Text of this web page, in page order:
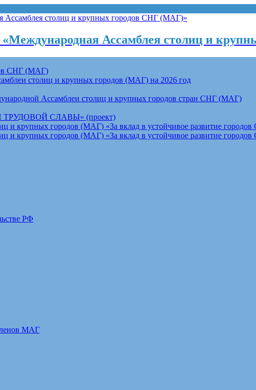
Ассамблея столиц и
СНГ (МАГ)
столиц и крупных городов (МАГ) на 2026 год
Ассамблеи столиц и крупных городов стран СНГ (МАГ)
СЛАВЫ» (проект)
и крупных городов (МАГ) «За вклад в устойчивое развитие
и крупных городов (МАГ) «За вклад в устойчивое развитие
РФ
МАГ